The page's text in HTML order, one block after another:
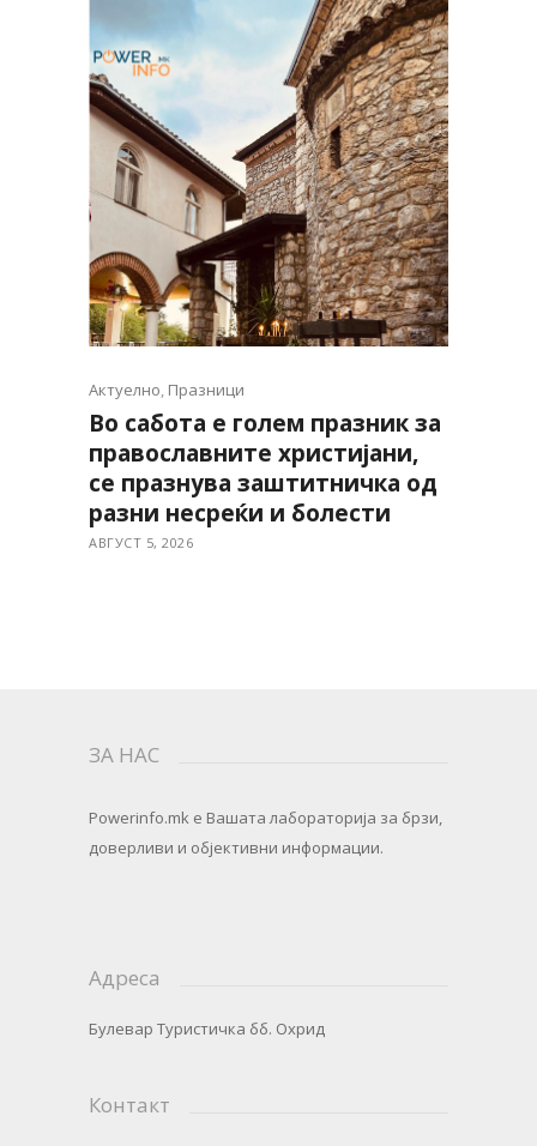
Актуелно, Празници
Во сабота е голем празник за
православните христијани,
се празнува заштитничка од
разни несреќи и болести
АВГУСТ 5, 2026
ЗА НАС
Powerinfo.mk e Вашата лабораторија за брзи,
доверливи и објективни информации.
Адреса
Булевар Туристичка бб. Охрид
Контакт